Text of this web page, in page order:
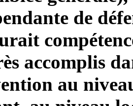
de
accomplis
au